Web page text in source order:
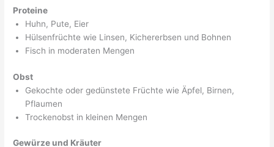
Proteine
Huhn, Pute, Eier
Hülsenfrüchte wie Linsen, Kichererbsen und Bohnen
Fisch in moderaten Mengen
Obst
Gekochte oder gedünstete Früchte wie Äpfel, Birnen,
Pflaumen
Trockenobst in kleinen Mengen
Gewürze und Kräuter